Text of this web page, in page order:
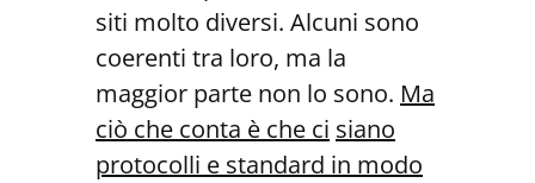
siti molto diversi. Alcuni sono
coerenti tra loro, ma la
maggior parte non lo sono. Ma
ciò che conta è che ci siano
protocolli e standard in modo